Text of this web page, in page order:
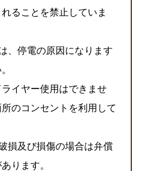
ることを禁止していま
、停電の原因になります
ライヤー使用はできませ
のコンセントを利用して
損及び損傷の場合は弁償
ります。